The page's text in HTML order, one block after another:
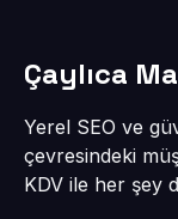
Çaylıca
Yerel SEO ve
çevresindeki
KDV ile her şey